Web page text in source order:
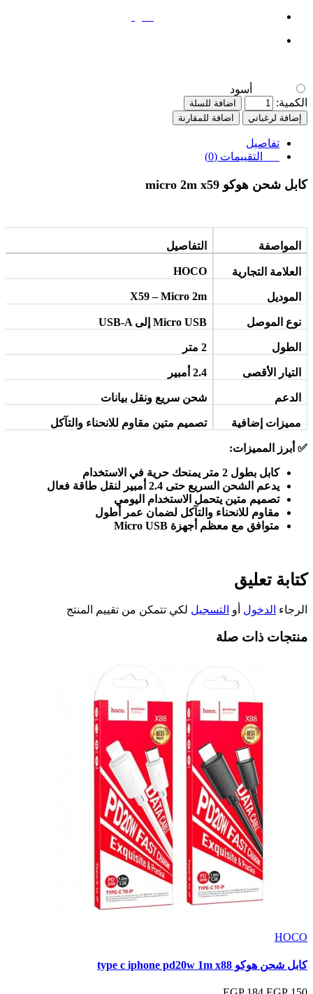
أسود
الكمية:
اضافة للسلة
إضافة لرغباتي
اضافة للمقارنة
تفاصيل
التقييمات (0)
كابل شحن هوكو micro 2m x59
المواصفة التفاصيل
العلامة التجارية HOCO
الموديل X59 – Micro 2m
نوع الموصل USB-A إلى Micro USB
الطول 2 متر
التيار الأقصى 2.4 أمبير
الدعم شحن سريع ونقل بيانات
مميزات إضافية تصميم متين مقاوم للانحناء والتآكل
✅ أبرز المميزات:
كابل بطول 2 متر يمنحك حرية في الاستخدام
يدعم الشحن السريع حتى 2.4 أمبير لنقل طاقة فعال
تصميم متين يتحمل الاستخدام اليومي
مقاوم للانحناء والتآكل لضمان عمر أطول
متوافق مع معظم أجهزة
كتابة تعليق
الرجاء الدخول أو التسجيل لكي تتمكن من تقييم المنتج
منتجات ذات صلة
HOCO
كابل شحن هوكو type c iphone pd20w 1m x88